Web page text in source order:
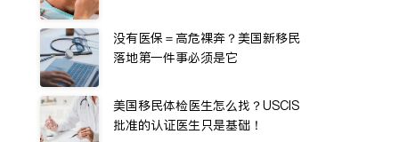
没有医保＝高危裸奔？美国新移民
落地第一件事必须是它
美国移民体检医生怎么找？USCIS
批准的认证医生只是基础！